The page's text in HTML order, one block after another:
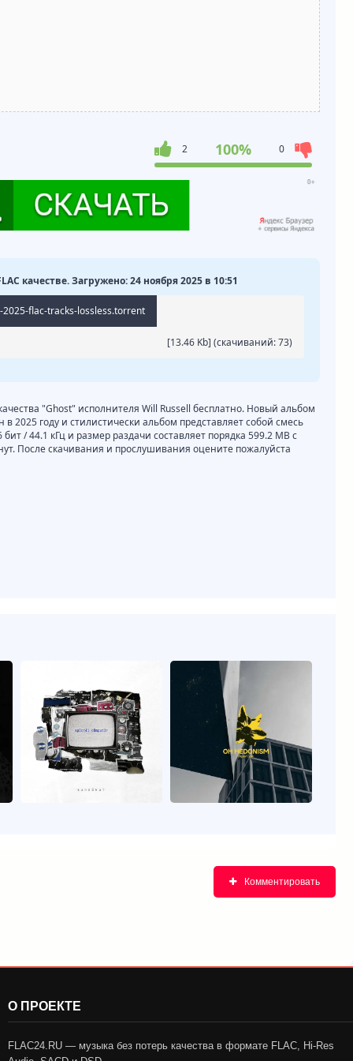
2 100% 0
качестве. Загружено: 24 ноября 2025 в 10:51
flac-tracks-lossless.torrent
[13.46 Kb] (cкачиваний: 73)
"Ghost" исполнителя Will Russell бесплатно. Новый альбом
в 2025 году и стилистически альбом представляет собой смесь
/ 44.1 кГц и размер раздачи составляет порядка 599.2 MB с
После скачивания и прослушивания оцените пожалуйста
Комментировать
О ПРОЕКТЕ
FLAC24.RU — музыка без потерь качества в формате FLAC, Hi-Res